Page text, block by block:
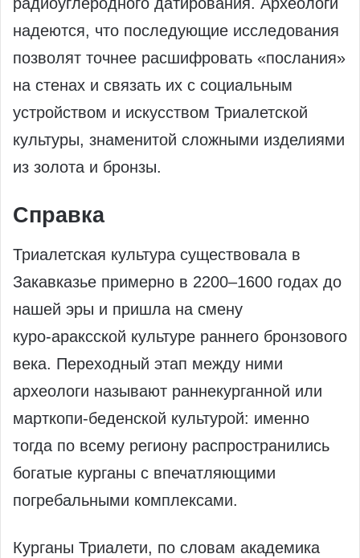
надеются, что последующие исследования
позволят точнее расшифровать «послания»
на стенах и связать их с социальным
устройством и искусством Триалетской
культуры, знаменитой сложными изделиями
из золота и бронзы.
Справка
Триалетская культура существовала в
Закавказье примерно в 2200–1600 годах до
нашей эры и пришла на смену
куро‑араксской культуре раннего бронзового
века. Переходный этап между ними
археологи называют раннекурганной или
марткопи‑беденской культурой: именно
тогда по всему региону распространились
богатые курганы с впечатляющими
погребальными комплексами.
Курганы Триалети, по словам академика